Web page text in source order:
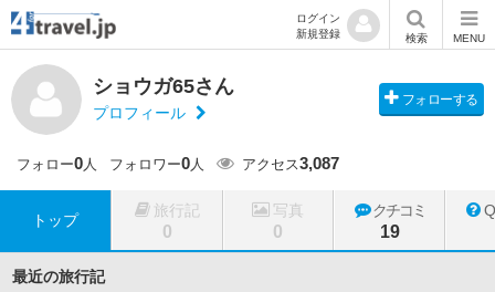
ログイン
新規登録
検索 MENU
ショウガ65さん
プロフィール
フォローする
フォロー0人 フォロワー0人 アクセス3,087
トップ
旅行記
0
写真
0
クチコミ
19
最近の旅行記